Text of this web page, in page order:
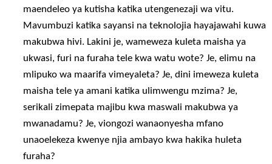
maendeleo ya kutisha katika utengenezaji wa vitu.
Mavumbuzi katika sayansi na teknolojia hayajawahi kuwa
makubwa hivi. Lakini je, wameweza kuleta maisha ya
ukwasi, furi na furaha tele kwa watu wote? Je, elimu na
mlipuko wa maarifa vimeyaleta? Je, dini imeweza kuleta
maisha tele ya amani katika ulimwengu mzima? Je,
serikali zimepata majibu kwa maswali makubwa ya
mwanadamu? Je, viongozi wanaonyesha mfano
unaoelekeza kwenye njia ambayo kwa hakika huleta
furaha?